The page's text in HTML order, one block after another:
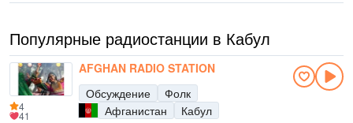
Популярные радиостанции в Кабул
AFGHAN RADIO STATION
Обсуждение
Фолк
Афганистан
Кабул
4
41